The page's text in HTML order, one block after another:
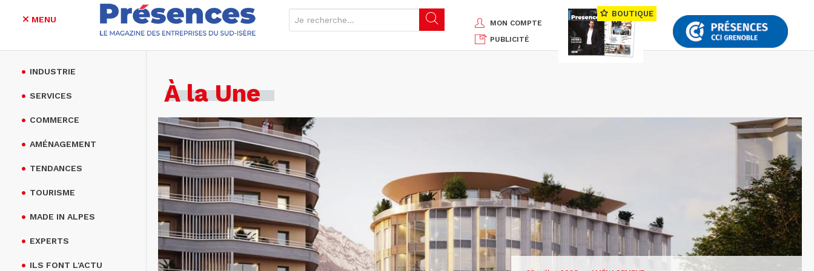
MENU
MON COMPTE
PUBLICITÉ
BOUTIQUE
INDUSTRIE
SERVICES
COMMERCE
AMÉNAGEMENT
TENDANCES
TOURISME
MADE IN ALPES
EXPERTS
ILS FONT L'ACTU
À la Une